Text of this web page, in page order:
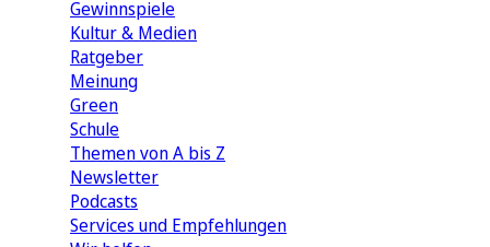
Gewinnspiele
Kultur & Medien
Ratgeber
Meinung
Green
Schule
Themen von A bis Z
Newsletter
Podcasts
Services und Empfehlungen